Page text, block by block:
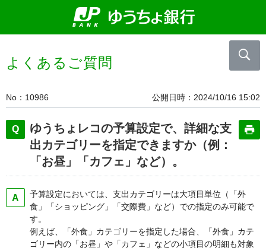
よくあるご質問
No 10986 公開日時 2024/10/16 15:02
ゆうちょレコの予算設定で、詳細な支
出カテゴリーを指定できますか（例：
「お昼」「カフェ」など）。
予算設定においては、支出カテゴリーは大項目単位（「外
食」「ショッピング」「交際費」など）での指定のみ可能で
す。
例えば、「外食」カテゴリーを指定した場合、「外食」カテ
ゴリー内の「お昼」や「カフェ」などの小項目の明細も対象